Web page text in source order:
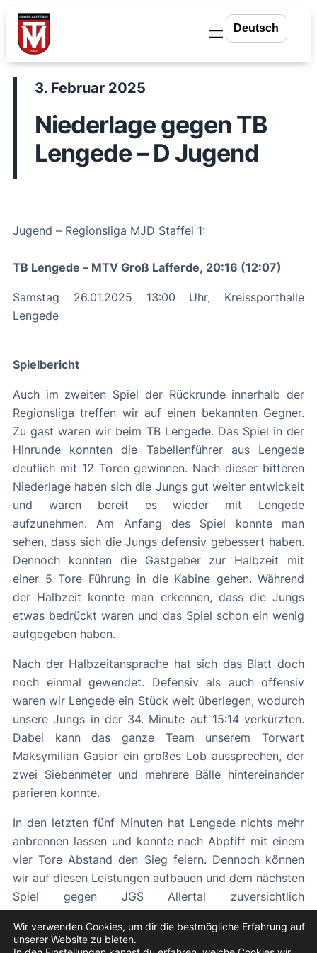
Zum
Inhalt
springen
3. Februar 2025
Niederlage gegen TB
Lengede – D Jugend
Jugend – Regionsliga MJD Staffel 1:
TB Lengede – MTV Groß Lafferde, 20:16 (12:07)
Samstag 26.01.2025 13:00 Uhr, Kreissporthalle
Lengede
Spielbericht
Auch im zweiten Spiel der Rückrunde innerhalb der
Regionsliga treffen wir auf einen bekannten Gegner.
Zu gast waren wir beim TB Lengede. Das Spiel in der
Hinrunde konnten die Tabellenführer aus Lengede
deutlich mit 12 Toren gewinnen. Nach dieser bitteren
Niederlage haben sich die Jungs gut weiter entwickelt
und waren bereit es wieder mit Lengede
aufzunehmen. Am Anfang des Spiel konnte man
sehen, dass sich die Jungs defensiv gebessert haben.
Dennoch konnten die Gastgeber zur Halbzeit mit
einer 5 Tore Führung in die Kabine gehen. Während
der Halbzeit konnte man erkennen, dass die Jungs
etwas bedrückt waren und das Spiel schon ein wenig
aufgegeben haben.
Nach der Halbzeitansprache hat sich das Blatt doch
noch einmal gewendet. Defensiv als auch offensiv
waren wir Lengede ein Stück weit überlegen, wodurch
unsere Jungs in der 34. Minute auf 15:14 verkürzten.
Dabei kann das ganze Team unserem Torwart
Maksymilian Gasior ein großes Lob aussprechen, der
zwei Siebenmeter und mehrere Bälle hintereinander
parieren konnte.
In den letzten fünf Minuten hat Lengede nichts mehr
anbrennen lassen und konnte nach Abpfiff mit einem
vier Tore Abstand den Sieg feiern. Dennoch können
wir auf diesen Leistungen aufbauen und dem nächsten
Spiel gegen JGS Allertal zuversichtlich
Wir verwenden Cookies, um dir die bestmögliche Erfahrung auf
unserer Website zu bieten.